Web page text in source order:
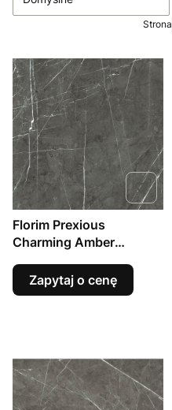
Strona
Florim Prexious
Charming Amber
marmur
Zapytaj o cenę